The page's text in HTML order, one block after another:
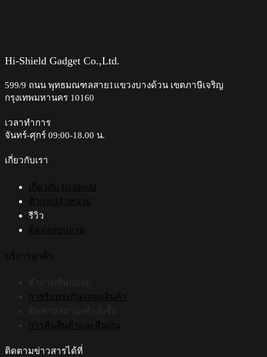
Hi-Shield Gadget Co.,Ltd.
599/9 ถนน พุทธมณฑลสาย1แขวงบางด้วน เขตภาษีเจริญ
กรุงเทพมหานคร 10160
เวลาทำการ
จันทร์-ศุกร์ 09:00-18.00 น.​
เกี่ยวกับเรา
เกี่ยวกับ Hi-Shield
ตัวแทนจำหน่าย
รีวิว
ติดต่อสอบถาม
บริการลูกค้า
การรับประกัน/เคลมสินค้า
การคืนสินค้าและคืนเงิน
ติดตามข่าวสารได้ที่